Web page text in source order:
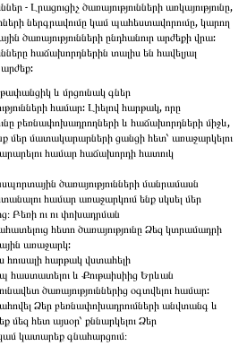
- Լրացուցիչ ծառայությունների առկայությունը,
ներգրավումը կամ պահեստավորումը, կարող
ծառայությունների ընդհանուր արժեքի վրա:
հաճախորդներին տալիս են հավելյալ
արժեք:
և մրցունակ գներ
համար: Լիելով հարթակ, որը
բեռնափոխադրողների և հաճախորդների միջև,
մեր մատակարարների ցանցի հետ՝ առաջարկելու
համար հաճախորդի հատուկ
ծառայությունների մանրամասն
համար առաջարկում ենք սկսել մեր
Բեռի ու ու փոխադրման
հետո ծառայությունը Ձեզ կտրամադրի
առաջարկ:
հուսալի հարթակ վստահելի
հաստատելու և Քութաիսիից Երևան
ծառայություններից օգտվելու համար:
Ձեր բեռնափոխադրումների անվտանգ և
հետ այսօր՝ քննարկելու Ձեր
կատարեք գնահարցում։